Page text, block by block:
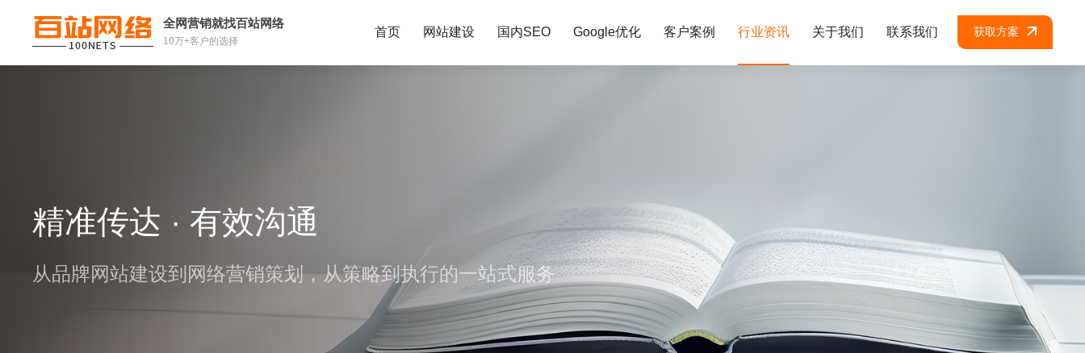
全网营销就找百站网络
10万+客户的选择
获取方案
首页 网站建设 国内SEO Google优化 客户案例 行业资讯 关于我们 联系我们
精准传达 · 有效沟通
从品牌网站建设到网络营销策划，从策略到执行的一站式服务